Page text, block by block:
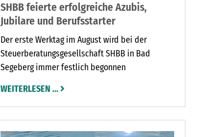
SHBB feierte erfolgreiche Azubis,
Jubilare und Berufsstarter
Der erste Werktag im August wird bei der
Steuerberatungsgesellschaft SHBB in Bad
Segeberg immer festlich begonnen
WEITERLESEN …